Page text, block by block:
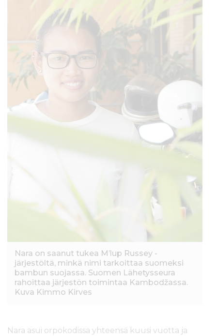
Nara on saanut tukea M’lup Russey -
järjestöltä, minkä nimi tarkoittaa suomeksi
bambun suojassa. Suomen Lähetysseura
rahoittaa järjestön toimintaa Kambodžassa.
Kuva Kimmo Kirves
Nara asui orpokodissa yhteensä kuusi vuotta ja